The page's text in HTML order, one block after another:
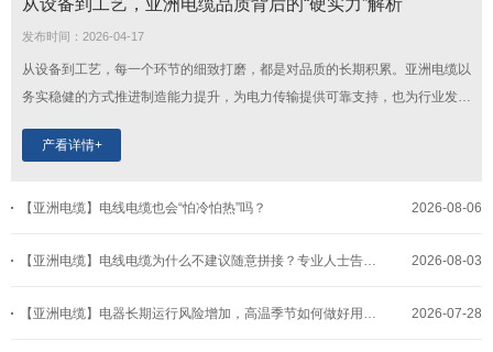
发布时间：2026-04-17
从设备到工艺，每一个环节的细致打磨，都是对品质的长期积累。亚洲电缆以
务实稳健的方式推进制造能力提升，为电力传输提供可靠支持，也为行业发展
产看详情+
【亚洲电缆】电线电缆也会“怕冷怕热”吗？ 2026-08-06
2026-08-03
2026-07-28